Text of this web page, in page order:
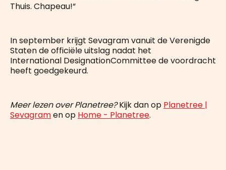
Thuis. Chapeau!“
In september krijgt Sevagram vanuit de Verenigde
Staten de officiële uitslag nadat het
International DesignationCommittee de voordracht
heeft goedgekeurd.
Meer lezen over Planetree?Kijk dan op Planetree |
Sevagramen op Home - Planetree.